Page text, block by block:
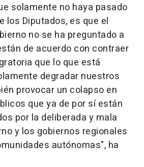
solamente no haya pasado
los Diputados, es que el
no se ha preguntado a
de acuerdo con contraer
que lo que está
degradar nuestros
provocar un colapso en
que ya de por sí están
por la deliberada y mala
y los gobiernos regionales
autónomas", ha